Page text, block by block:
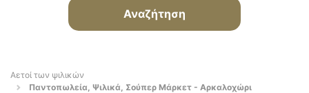
Αναζήτηση
Αετοί των ψιλικών
Παντοπωλεία, Ψιλικά, Σούπερ Μάρκετ - Αρκαλοχώρι